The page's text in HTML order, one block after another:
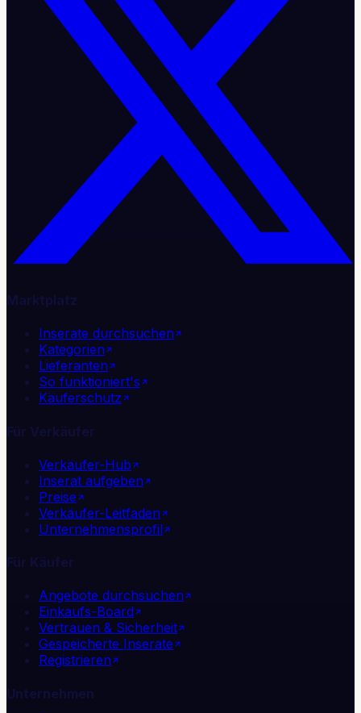
Marktplatz
Inserate durchsuchen
Kategorien
Lieferanten
So funktioniert's
Käuferschutz
Für Verkäufer
Verkäufer-Hub
Inserat aufgeben
Preise
Verkäufer-Leitfaden
Unternehmensprofil
Für Käufer
Angebote durchsuchen
Einkaufs-Board
Vertrauen & Sicherheit
Gespeicherte Inserate
Registrieren
Unternehmen